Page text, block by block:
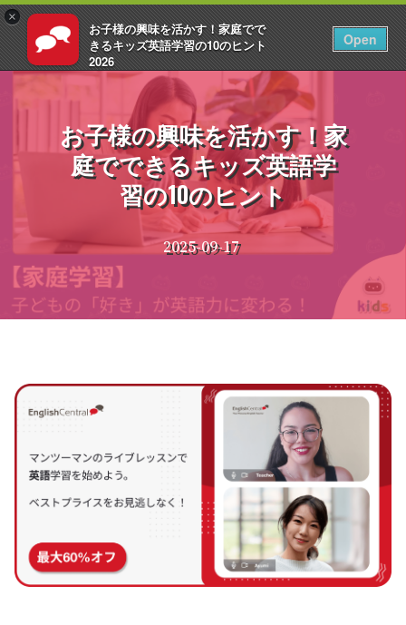
×
お子様の興味を活かす！家庭でで
きるキッズ英語学習の10のヒント
2026
EnglishCentral
Open
ログイン JA
コ
お子様の興味を活かす！家
庭でできるキッズ英語学
習の10のヒント
2025-09-17